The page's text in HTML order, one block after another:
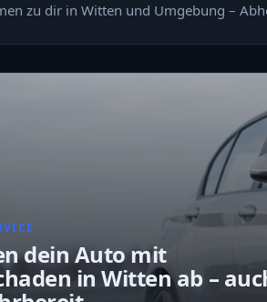
zu dir in Witten und Umgebung –
dein Auto mit
in Witten ab –